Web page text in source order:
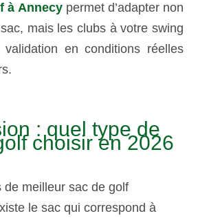
à Annecypermet d’adapter non
mais les clubs à votre swing
en conditions réelles
: quel type de
choisir en 2026
de meilleur sac de golf
le sac qui correspond à